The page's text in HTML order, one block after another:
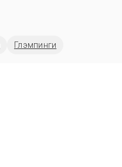
Глэмпинги